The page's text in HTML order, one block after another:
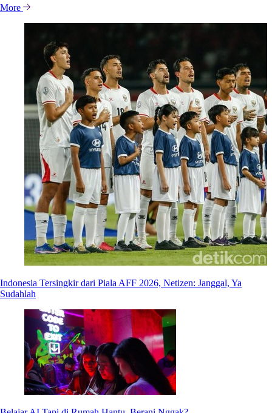
More
Indonesia Tersingkir dari Piala AFF 2026, Netizen: Janggal, Ya
Sudahlah